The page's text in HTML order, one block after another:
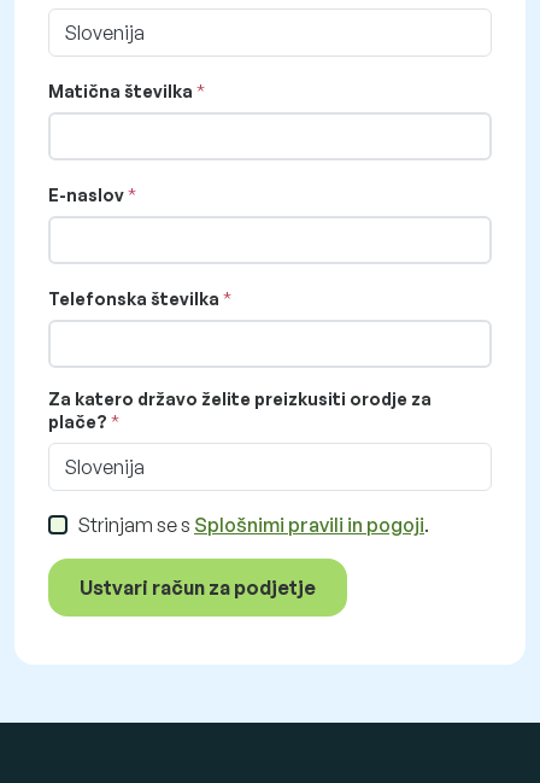
Slovenija
Matična številka
E-naslov
Telefonska številka
Za katero državo želite preizkusiti orodje za
plače?
Slovenija
Strinjam se s Splošnimi pravili in pogoji.
Ustvari račun za podjetje